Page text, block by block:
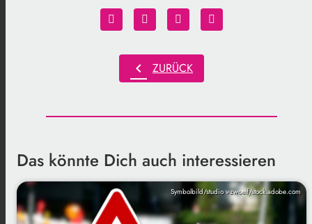
chevron_left ZURÜCK
Das könnte Dich auch interessieren
Symbolbild/studio v-zwoelf/stock.adobe.com